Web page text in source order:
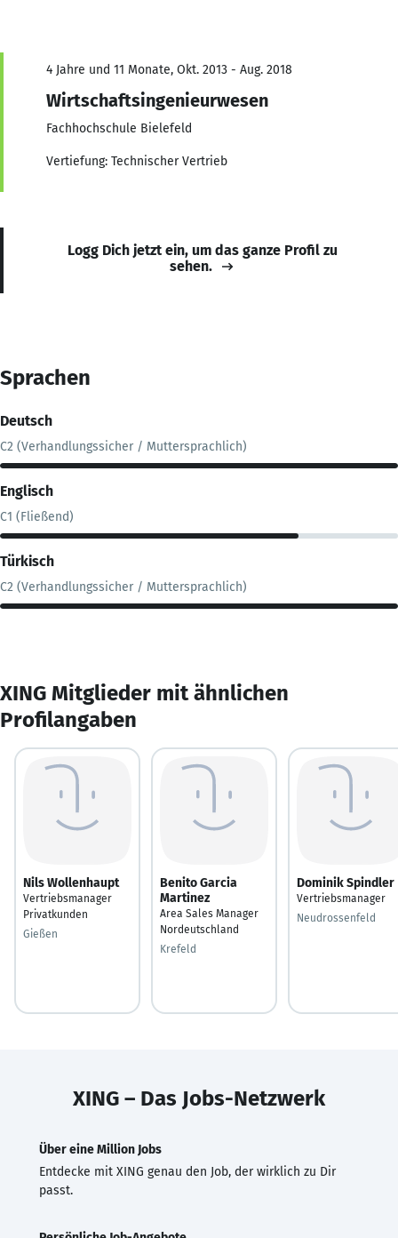
4 Jahre und 11 Monate, Okt. 2013 - Aug. 2018
Wirtschaftsingenieurwesen
Fachhochschule Bielefeld
Vertiefung: Technischer Vertrieb
Logg Dich jetzt ein, um das ganze Profil zu
sehen.
Sprachen
Deutsch
C2 (Verhandlungssicher / Muttersprachlich)
Englisch
C1 (Fließend)
Türkisch
C2 (Verhandlungssicher / Muttersprachlich)
XING Mitglieder mit ähnlichen
Profilangaben
Nils Wollenhaupt
Vertriebsmanager
Privatkunden
Gießen
Benito Garcia
Martinez
Area Sales Manager
Nordeutschland
Krefeld
Dominik Spindler
Vertriebsmanager
Neudrossenfeld
XING – Das Jobs-Netzwerk
Über eine Million Jobs
Entdecke mit XING genau den Job, der wirklich zu Dir
passt.